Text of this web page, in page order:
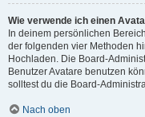
Wie verwende ich einen
In deinem persönlichen
der folgenden vier Methoden
Hochladen. Die Board-
Benutzer Avatare benutzen
solltest du die Board-
Nach oben